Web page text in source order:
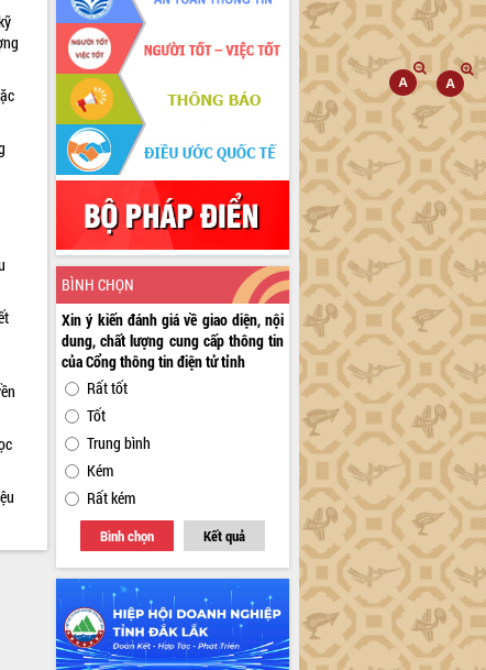
BÌNH CHỌN
Xin ý kiến đánh giá về giao diện, nội
dung, chất lượng cung cấp thông tin
của Cổng thông tin điện tử tỉnh
Rất tốt
Tốt
Trung bình
Kém
Rất kém
Bình chọn Kết quả